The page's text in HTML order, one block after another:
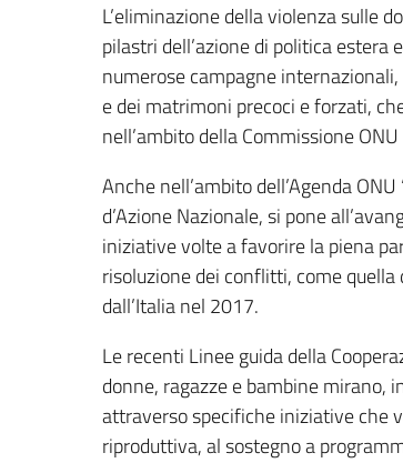
L’eliminazione della violenza sulle
pilastri dell’azione di politica
numerose campagne
e dei matrimoni precoci e forzati,
nell’ambito della Commissione
Anche nell’ambito dell’Agenda
d’Azione Nazionale, si pone
iniziative volte a favorire la piena
risoluzione dei conflitti, come
dall’Italia nel 2017.
Le recenti Linee guida della
donne, ragazze e bambine mirano,
attraverso specifiche iniziative che
riproduttiva, al sostegno a